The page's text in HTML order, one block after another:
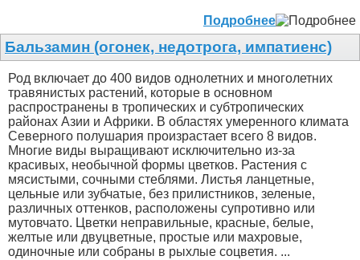
Подробнее
Бальзамин (огонек, недотрога, импатиенс)
Род включает до 400 видов однолетних и многолетних
травянистых растений, которые в основном
распространены в тропических и субтропических
районах Азии и Африки. В областях умеренного климата
Северного полушария произрастает всего 8 видов.
Многие виды выращивают исключительно из-за
красивых, необычной формы цветков. Растения с
мясистыми, сочными стеблями. Листья ланцетные,
цельные или зубчатые, без прилистников, зеленые,
различных оттенков, расположены супротивно или
мутовчато. Цветки неправильные, красные, белые,
желтые или двуцветные, простые или махровые,
одиночные или собраны в рыхлые соцветия. ...